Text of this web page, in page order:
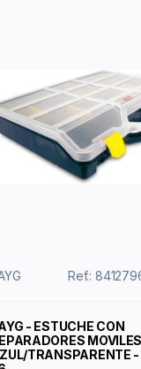
Ref.:
- ESTUCHE CON
MOVILES
TRANSPARENTE